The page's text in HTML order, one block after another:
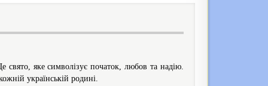
свято, яке символізує початок, любов та надію.
українській родині.